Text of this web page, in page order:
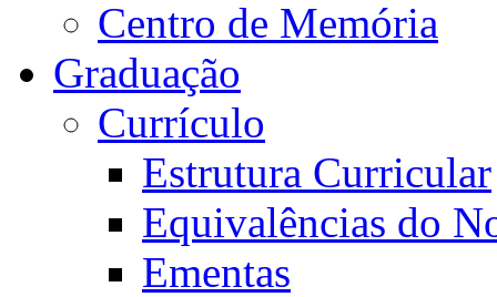
Centro de Memória
Graduação
Currículo
Estrutura Curricular
Equivalências do
Ementas